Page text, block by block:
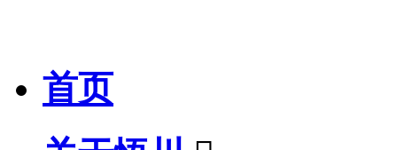
首页